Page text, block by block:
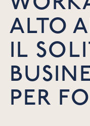
ALTO
IL
PER